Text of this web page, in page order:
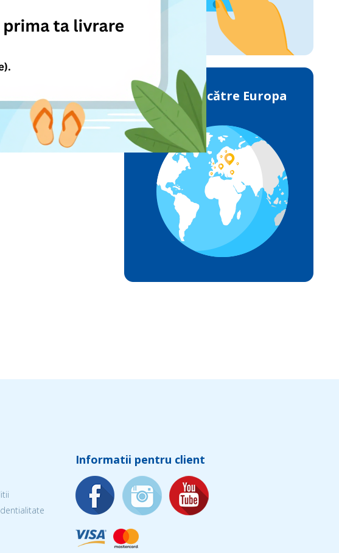
Livrările către Europa
Informatii pentru client